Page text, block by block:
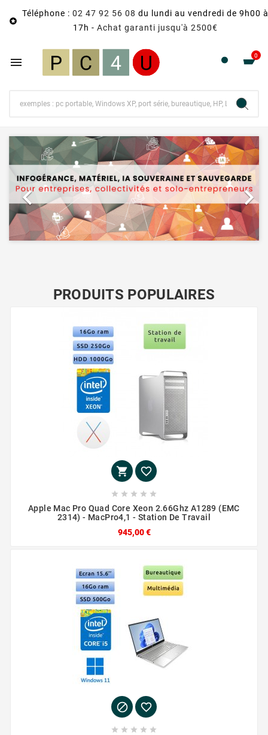

Téléphone : 02 47 92 56 08 du lundi au vendredi de 9h00 à
17h - Achat garanti jusqu'à 2500€
 0

Précédent

PRODUITS POPULAIRES
 
    
Apple Mac Pro Quad Core Xeon 2.66Ghz A1289 (EMC
2314) - MacPro4,1 - Station De Travail
945,00 €
 
    